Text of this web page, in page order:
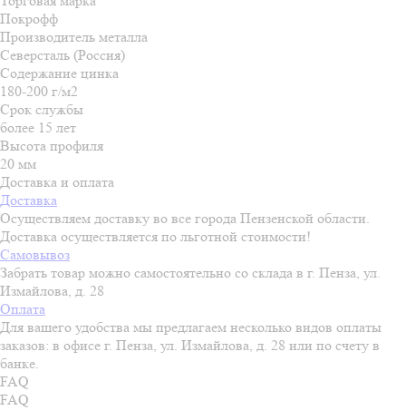
Покрофф
Производитель металла
Северсталь (Россия)
Содержание цинка
180-200 г/м2
Срок службы
более 15 лет
Высота профиля
20 мм
Доставка и оплата
Доставка
Осуществляем доставку во все города Пензенской области.
Доставка осуществляется по льготной стоимости!
Самовывоз
Забрать товар можно самостоятельно со склада в г. Пенза, ул.
Измайлова, д. 28
Оплата
Для вашего удобства мы предлагаем несколько видов оплаты
заказов: в офисе г. Пенза, ул. Измайлова, д. 28 или по счету в
банке.
FAQ
FAQ